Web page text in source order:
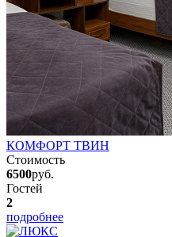
КОМФОРТ ТВИН
Стоимость
6500руб.
Гостей
2
подробнее